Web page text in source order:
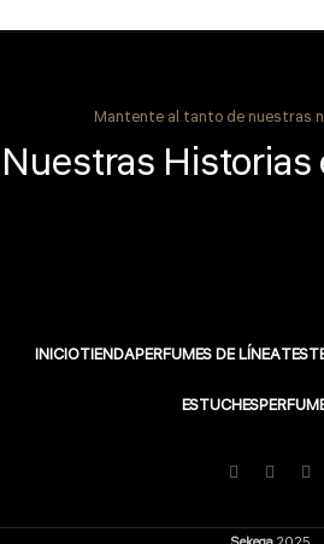
Mantente al tanto de nuestras
Nuestras
INICIOTIENDAPERFUMES DE LÍNEA
ESTUCHES